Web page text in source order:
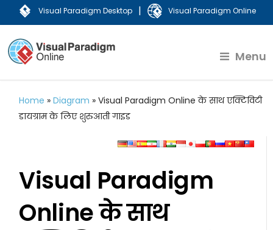
Visual Paradigm Desktop | Visual Paradigm Online
Menu
Home »Diagram »Visual Paradigm Online के साथ एक्टिविटी
डायग्राम के लिए शुरुआती गाइड
Visual Paradigm
Online के साथ